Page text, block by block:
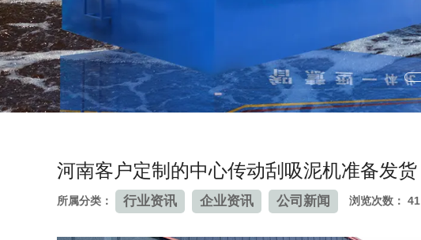
河南客户定制的中心传动刮吸泥机准备发货
所属分类： 行业资讯 企业资讯 公司新闻 浏览次数： 41